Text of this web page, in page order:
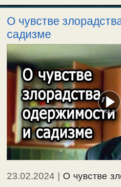
О чувстве
садизме
23.02.2024
О чувстве